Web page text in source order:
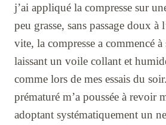
j’ai appliqué la compresse sur
peu grasse, sans passage doux à
vite, la compresse a commencé à
laissant un voile collant et
comme lors de mes essais du
prématuré m’a poussée à revoir
adoptant systématiquement un